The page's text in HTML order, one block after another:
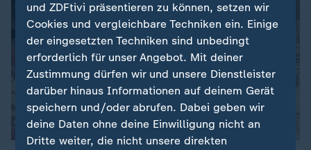
und ZDFtivi präsentieren zu können, setzen wir
Cookies und vergleichbare Techniken ein. Einige
der eingesetzten Techniken sind unbedingt
erforderlich für unser Angebot. Mit deiner
Zustimmung dürfen wir und unsere Dienstleister
darüber hinaus Informationen auf deinem Gerät
speichern und/oder abrufen. Dabei geben wir
deine Daten ohne deine Einwilligung nicht an
Dritte weiter, die nicht unsere direkten